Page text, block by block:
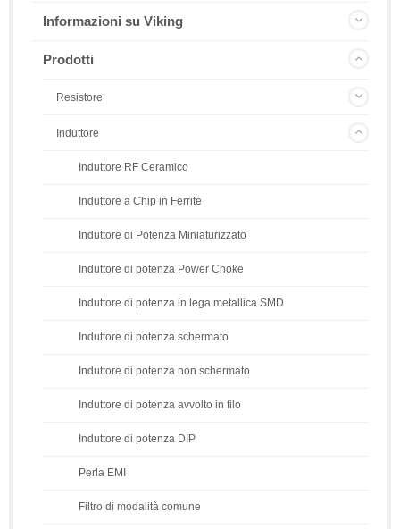
Informazioni su Viking
Prodotti
Resistore
Induttore
Induttore RF Ceramico
Induttore a Chip in Ferrite
Induttore di Potenza Miniaturizzato
Induttore di potenza Power Choke
Induttore di potenza in lega metallica SMD
Induttore di potenza schermato
Induttore di potenza non schermato
Induttore di potenza avvolto in filo
Induttore di potenza DIP
Perla EMI
Filtro di modalità comune